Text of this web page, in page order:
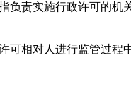
责实施行政许可的机
对人进行监管过程